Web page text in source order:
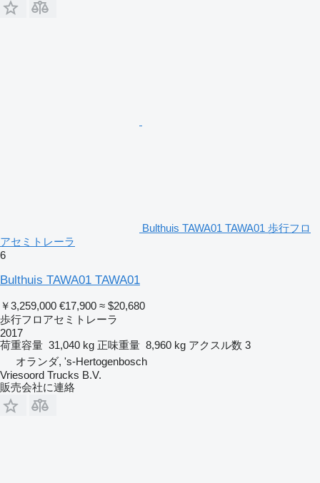
Bulthuis TAWA01 TAWA01 歩行フロ
アセミトレーラ
6
Bulthuis TAWA01 TAWA01
￥3,259,000 €17,900 ≈ $20,680
歩行フロアセミトレーラ
2017
荷重容量 31,040 kg 正味重量 8,960 kg アクスル数 3
オランダ, 's-Hertogenbosch
Vriesoord Trucks B.V.
販売会社に連絡